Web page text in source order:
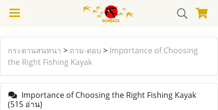
กระดานสนทนา > ถาม-ตอบ > Importance of Choosing
the Right Fishing Kayak
Importance of Choosing the Right Fishing Kayak
(515 อ่าน)